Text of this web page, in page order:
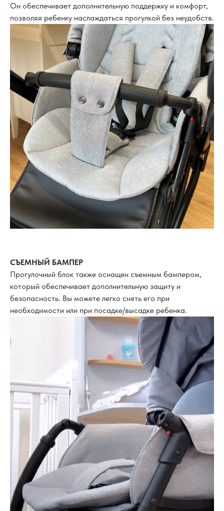
Он обеспечивает дополнительную поддержку и комфорт,
позволяя ребенку наслаждаться прогулкой без неудобств.
СЪЕМНЫЙ БАМПЕР
Прогулочный блок также оснащен съемным бампером,
который обеспечивает дополнительную защиту и
безопасность. Вы можете легко снять его при
необходимости или при посадке/высадке ребенка.